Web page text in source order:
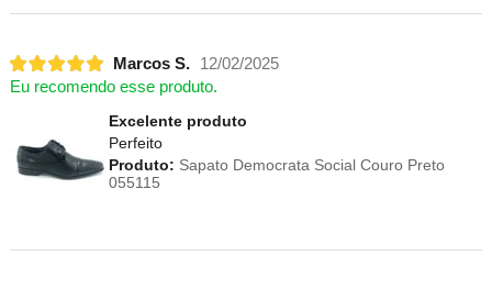
Marcos S.
12/02/2025
Eu recomendo esse produto.
Excelente produto
Perfeito
Produto: Sapato Democrata Social Couro Preto
055115